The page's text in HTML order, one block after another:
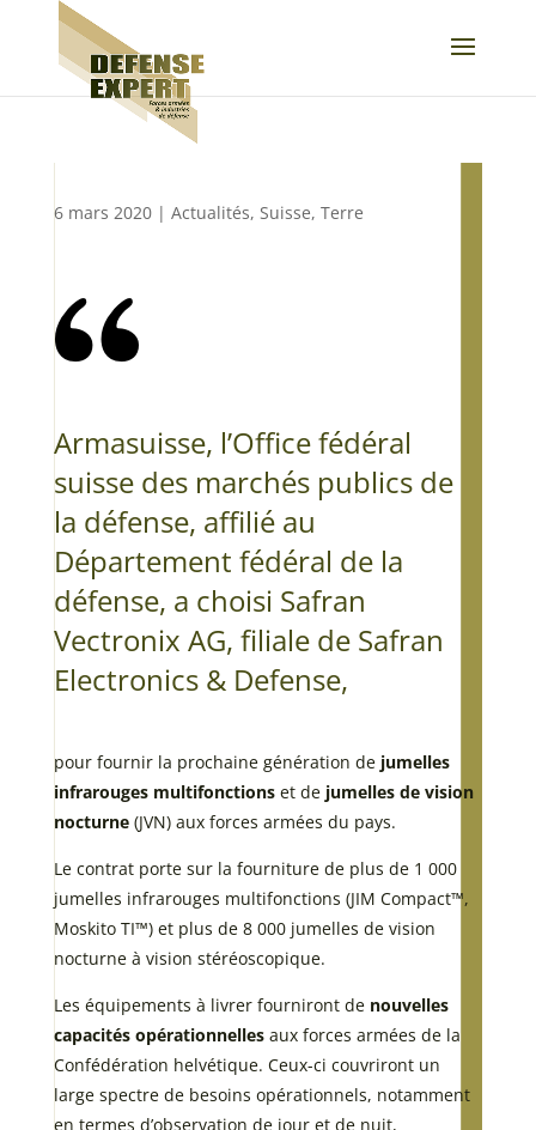
6 mars 2020| Actualités, Suisse, Terre
Armasuisse, l’Office fédéral
suisse des marchés publics de
la défense, affilié au
Département fédéral de la
défense, a choisi Safran
Vectronix AG, filiale de Safran
Electronics & Defense,
pour fournir la prochaine génération de jumelles
infrarouges multifonctionset de jumelles de vision
nocturne(JVN) aux forces armées du pays.
Le contrat porte sur la fourniture de plus de 1 000
jumelles infrarouges multifonctions (JIM Compact™,
Moskito TI™) et plus de 8 000 jumelles de vision
nocturne à vision stéréoscopique.
Les équipements à livrer fourniront de nouvelles
capacités opérationnellesaux forces armées de la
Confédération helvétique. Ceux-ci couvriront un
large spectre de besoins opérationnels, notamment
en termes d’observation de jour et de nuit,